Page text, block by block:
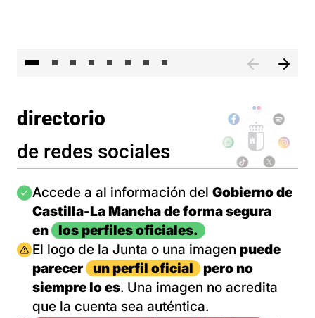
directorio
de redes sociales
Imagen
Accede a al información del Gobierno de
Castilla-La Mancha de forma segura
en
los perfiles oficiales.
Imagen
El logo de la Junta o una imagen puede
parecer
un perfil oficial
pero no
siempre lo es. Una imagen no acredita
que la cuenta sea auténtica.